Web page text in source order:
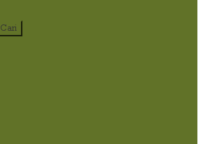
Cari